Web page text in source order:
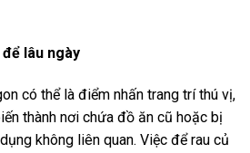
lâu ngày
có thể là điểm nhấn trang trí thú vị,
thành nơi chứa đồ ăn cũ hoặc bị
không liên quan. Việc để rau củ